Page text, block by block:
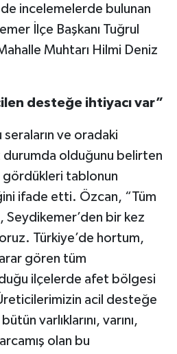
incelemelerde bulunan
İlçe Başkanı Tuğrul
Muhtarı Hilmi Deniz
desteğe ihtiyacı var”
ve oradaki
durumda olduğunu belirten
gördükleri tablonun
ifade etti. Özcan, “Tüm
Seydikemer’den bir kez
Türkiye’de hortum,
gören tüm
ilçelerde afet bölgesi
acil desteğe
varlıklarını, varını,
olan bu